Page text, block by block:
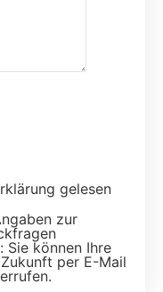
gelesen
zur
Sie können Ihre
per E-Mail